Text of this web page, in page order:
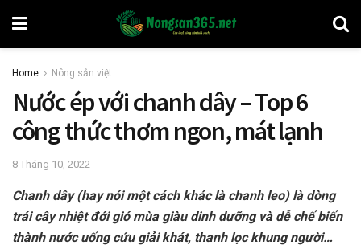
Home Nông sản việt
Nước ép với chanh dây – Top 6
công thức thơm ngon, mát lạnh
8 Tháng 10, 2022
Chanh dây (hay nói một cách khác là chanh leo) là dòng
trái cây nhiệt đới gió mùa giàu dinh dưỡng và dễ chế biến
thành nước uống cứu giải khát, thanh lọc khung người…